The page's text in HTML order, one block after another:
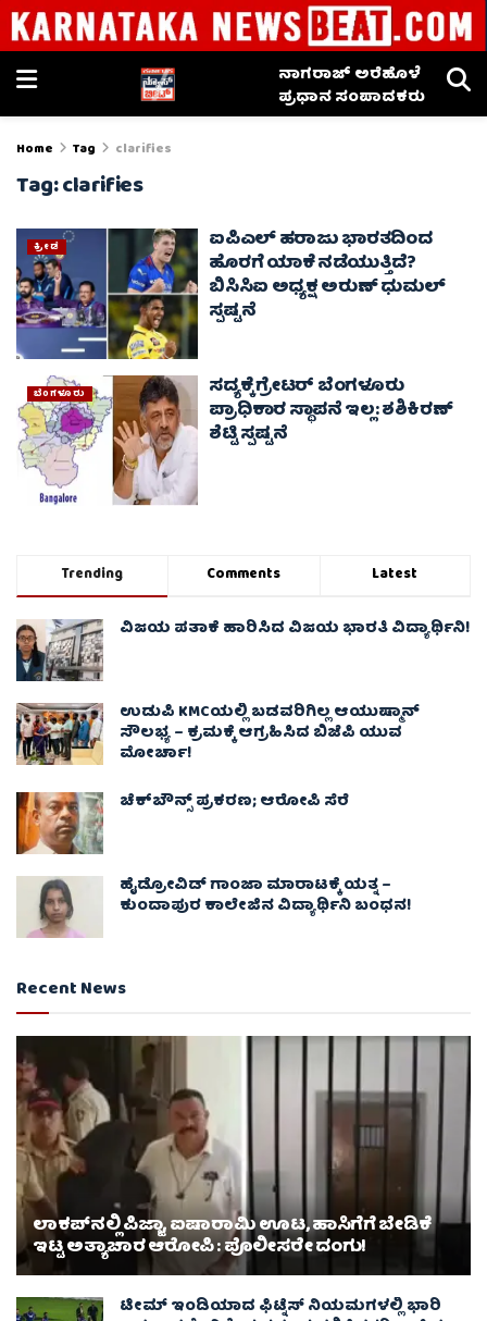
ನಾಗರಾಜ್ ಅರೆಹೊಳೆ
ಪ್ರಧಾನ ಸಂಪಾದಕರು
Home Tag clarifies
Tag:clarifies
ಕ್ರೀಡೆ ಐಪಿಎಲ್ ಹರಾಜು ಭಾರತದಿಂದ
ಹೊರಗೆ ಯಾಕೆ ನಡೆಯುತ್ತಿದೆ?
ಬಿಸಿಸಿಐ ಅಧ್ಯಕ್ಷ ಅರುಣ್ ಧುಮಲ್
ಸ್ಪಷ್ಟನೆ
ಬೆಂಗಳೂರು ಸದ್ಯಕ್ಕೆ ಗ್ರೇಟರ್ ಬೆಂಗಳೂರು
ಪ್ರಾಧಿಕಾರ ಸ್ಥಾಪನೆ ಇಲ್ಲ: ಶಶಿಕಿರಣ್
ಶೆಟ್ಟಿ ಸ್ಪಷ್ಟನೆ
Trending Comments Latest
ವಿಜಯ ಪತಾಕೆ ಹಾರಿಸಿದ ವಿಜಯ ಭಾರತಿ ವಿದ್ಯಾರ್ಥಿನಿ!
ಉಡುಪಿ KMCಯಲ್ಲಿ ಬಡವರಿಗಿಲ್ಲ ಆಯುಷ್ಮಾನ್
ಸೌಲಭ್ಯ – ಕ್ರಮಕ್ಕೆ ಆಗ್ರಹಿಸಿದ ಬಿಜೆಪಿ ಯುವ
ಮೋರ್ಚಾ!
ಚೆಕ್​ಬೌನ್ಸ್​ ಪ್ರಕರಣ; ಆರೋಪಿ ಸೆರೆ
ಹೈಡ್ರೋವಿಡ್ ಗಾಂಜಾ ಮಾರಾಟಕ್ಕೆ ಯತ್ನ –
ಕುಂದಾಪುರ ಕಾಲೇಜಿನ ವಿದ್ಯಾರ್ಥಿನಿ ಬಂಧನ!
Recent News
ಲಾಕಪ್‌ನಲ್ಲಿ ಪಿಜ್ಜಾ, ಐಷಾರಾಮಿ ಊಟ, ಹಾಸಿಗೆಗೆ ಬೇಡಿಕೆ
ಇಟ್ಟ ಅತ್ಯಾಚಾರ ಆರೋಪಿ : ಪೊಲೀಸರೇ ದಂಗು!
ಟೀಮ್ ಇಂಡಿಯಾದ ಫಿಟ್ನೆಸ್ ನಿಯಮಗಳಲ್ಲಿ ಭಾರಿ